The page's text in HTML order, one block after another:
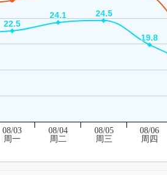
22.5
22.5
24.1
24.1 24.5
24.5
19.8
19.8
08/03
周一
08/04
周二
08/05
周三
08/06
周四